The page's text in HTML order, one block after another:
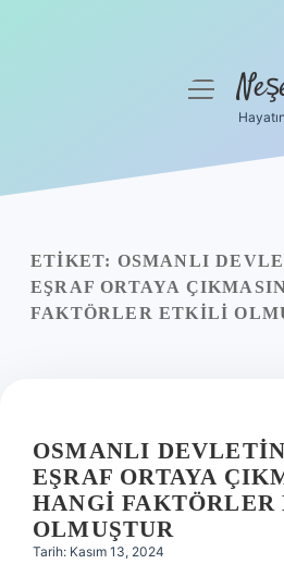
Yasal Uyarı
Hakkımızda
menüyü
ETIKET: OSMANLI
EŞRAF ORTAYA
FAKTÖRLER ETKILI
OSMANLI
EŞRAF ORTAYA
HANGI
OLMUŞTUR
Tarih: Kasım 13, 2024